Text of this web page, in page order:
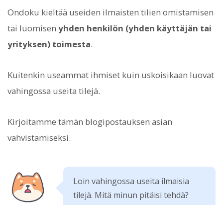
Ondoku kieltää useiden ilmaisten tilien omistamisen
tai luomisen yhden henkilön (yhden käyttäjän tai
yrityksen) toimesta.
Kuitenkin useammat ihmiset kuin uskoisikaan luovat
vahingossa useita tilejä.
Kirjoitamme tämän blogipostauksen asian
vahvistamiseksi.
Loin vahingossa useita ilmaisia
tilejä. Mitä minun pitäisi tehdä?